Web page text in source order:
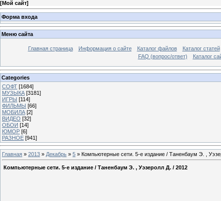
[Мой сайт]
Форма входа
Меню сайта
Главная страница Информация о сайте Каталог файлов
Каталог статей
FAQ (вопрос/ответ)
Каталог
Categories
СОФТ [1684]
МУЗЫКА [3181]
ИГРЫ [114]
ФИЛЬМЫ [66]
МОБИЛА [2]
ВИДЕО [32]
ОБОИ [14]
ЮМОР [6]
РАЗНОЕ [941]
Главная » 2013 » Декабрь » 5 » Компьютерные сети. 5-е издание / Таненбаум Э. ,
Компьютерные сети. 5-е издание / Таненбаум Э. , Уэзеролл Д. / 2012